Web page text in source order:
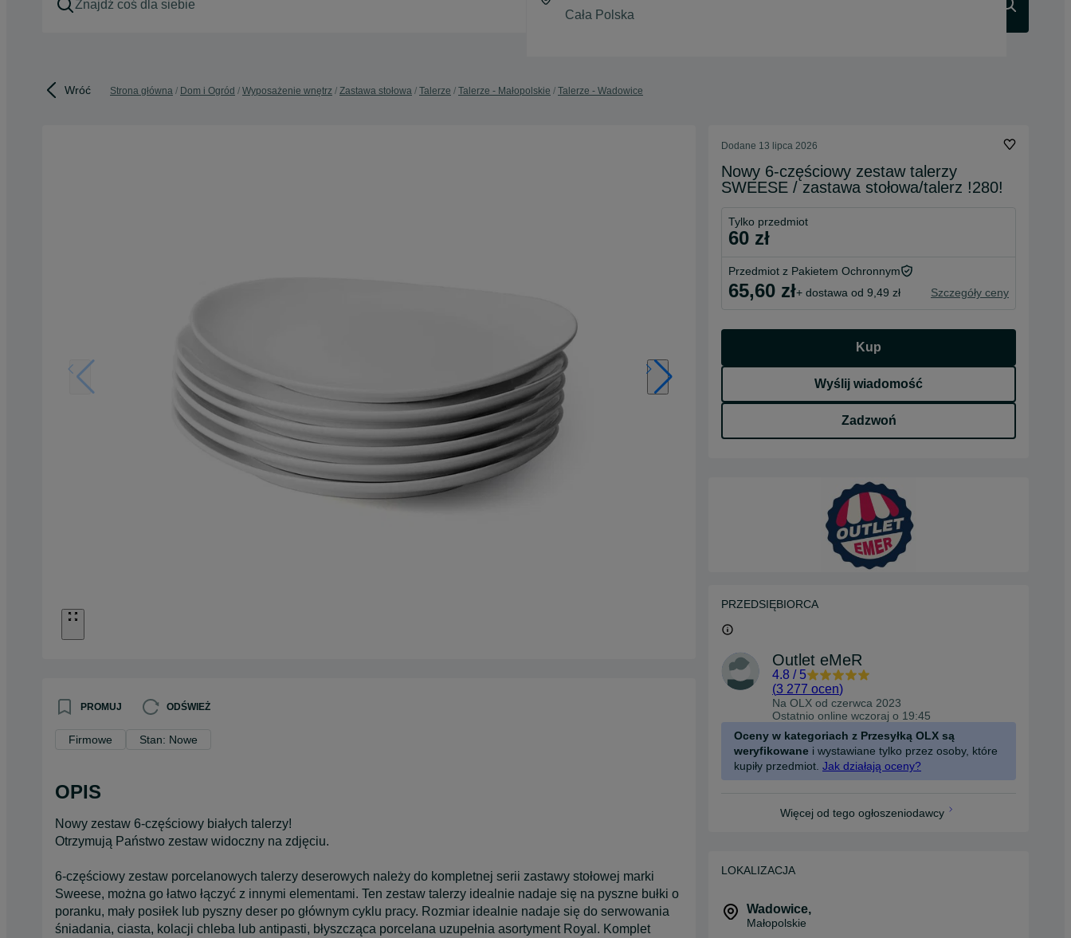
Wróć Strona główna Dom i Ogród Wyposażenie wnętrz Zastawa stołowa Talerze Talerze - Małopolskie Talerze - Wadowice
PROMUJ ODŚWIEŻ
Firmowe Stan: Nowe
OPIS
Nowy zestaw 6-częściowy białych talerzy!
Otrzymują Państwo zestaw widoczny na zdjęciu.
6-częściowy zestaw porcelanowych talerzy deserowych należy do kompletnej serii zastawy stołowej marki
Sweese, można go łatwo łączyć z innymi elementami. Ten zestaw talerzy idealnie nadaje się na pyszne bułki o
poranku, mały posiłek lub pyszny deser po głównym cyklu pracy. Rozmiar idealnie nadaje się do serwowania
śniadania, ciasta, kolacji chleba lub antipasti, błyszcząca porcelana uzupełnia asortyment Royal. Komplet
Dodane 13 lipca 2026
Nowy 6-częściowy zestaw talerzy
SWEESE / zastawa stołowa/talerz !280!
Tylko przedmiot
60 zł
Przedmiot z Pakietem Ochronnym
65,60 zł+ dostawa od 9,49 zł Szczegóły ceny
Kup
Wyślij wiadomość
Zadzwoń
PRZEDSIĘBIORCA
Outlet eMeR
4.8 / 5
(3 277 ocen)
Na OLX od czerwca 2023
Ostatnio online wczoraj o 19:45
Oceny w kategoriach z Przesyłką OLX są
weryfikowane i wystawiane tylko przez osoby, które
kupiły przedmiot. Jak działają oceny?
Więcej od tego ogłoszeniodawcy
LOKALIZACJA
Wadowice,
Małopolskie